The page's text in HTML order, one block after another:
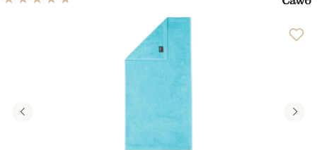
Durchschnittliche Bewertung von 4.63 von 5 Sternen